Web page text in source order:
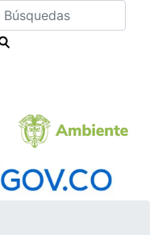
Buscar contenido en el sitio